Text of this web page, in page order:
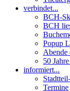
verbindet...
BCH-
BCH
Popup
Abende
50
informiert...
Termine